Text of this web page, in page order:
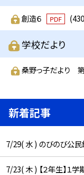
創造６ PDF
学校だより
桑野っ子だより
新着記事
7/29( 水 ) のびのび公民
7/23( 木 ) 【２年生】１